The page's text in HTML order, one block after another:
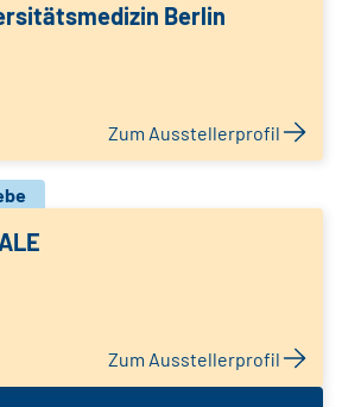
Berlin
Zum Ausstellerprofil
Zum Ausstellerprofil